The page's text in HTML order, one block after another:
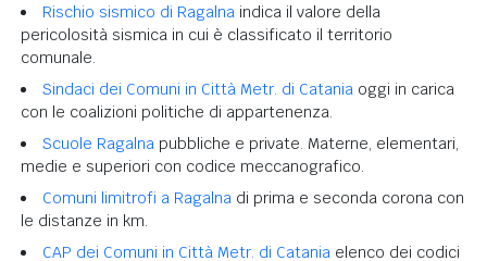
Rischio sismico di Ragalna indica il valore della
pericolosità sismica in cui è classificato il territorio
comunale.
Sindaci dei Comuni in Città Metr. di Catania oggi in carica
con le coalizioni politiche di appartenenza.
Scuole Ragalna pubbliche e private. Materne, elementari,
medie e superiori con codice meccanografico.
Comuni limitrofi a Ragalna di prima e seconda corona con
le distanze in km.
CAP dei Comuni in Città Metr. di Catania elenco dei codici